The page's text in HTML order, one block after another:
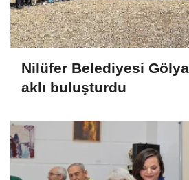
Nilüfer Belediyesi
aklı buluşturdu